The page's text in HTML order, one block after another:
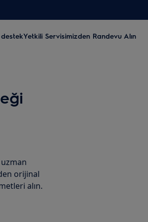
Yetkili Servisimizden Randevu Alın
orijinal
alın.